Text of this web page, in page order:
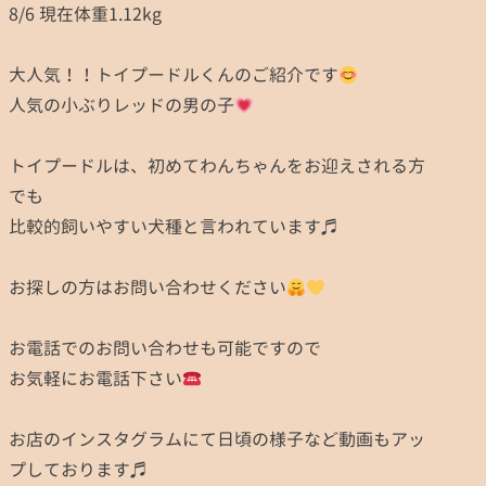
8/6 現在体重1.12kg
大人気！！トイプードルくんのご紹介です
人気の小ぶりレッドの男の子
トイプードルは、初めてわんちゃんをお迎えされる方
でも
比較的飼いやすい犬種と言われています♬
お探しの方はお問い合わせください
お電話でのお問い合わせも可能ですので
お気軽にお電話下さい
お店のインスタグラムにて日頃の様子など動画もアッ
プしております♬